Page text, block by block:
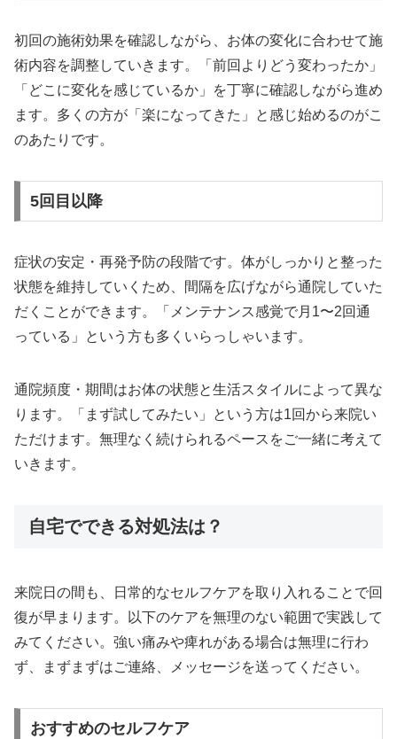
初回の施術効果を確認しながら、お体の変化に合わせて施
術内容を調整していきます。「前回よりどう変わったか」
「どこに変化を感じているか」を丁寧に確認しながら進め
ます。多くの方が「楽になってきた」と感じ始めるのがこ
のあたりです。
5回目以降
症状の安定・再発予防の段階です。体がしっかりと整った
状態を維持していくため、間隔を広げながら通院していた
だくことができます。「メンテナンス感覚で月1〜2回通
っている」という方も多くいらっしゃいます。
通院頻度・期間はお体の状態と生活スタイルによって異な
ります。「まず試してみたい」という方は1回から来院い
ただけます。無理なく続けられるペースをご一緒に考えて
いきます。
自宅でできる対処法は？
来院日の間も、日常的なセルフケアを取り入れることで回
復が早まります。以下のケアを無理のない範囲で実践して
みてください。強い痛みや痺れがある場合は無理に行わ
ず、まずまずはご連絡、メッセージを送ってください。
おすすめのセルフケア